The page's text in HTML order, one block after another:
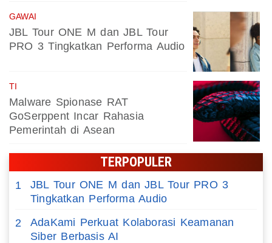
GAWAI
JBL Tour ONE M dan JBL Tour
PRO 3 Tingkatkan Performa Audio
TI
Malware Spionase RAT
GoSerppent Incar Rahasia
Pemerintah di Asean
TERPOPULER
1
JBL Tour ONE M dan JBL Tour PRO 3
Tingkatkan Performa Audio
2
AdaKami Perkuat Kolaborasi Keamanan
Siber Berbasis AI